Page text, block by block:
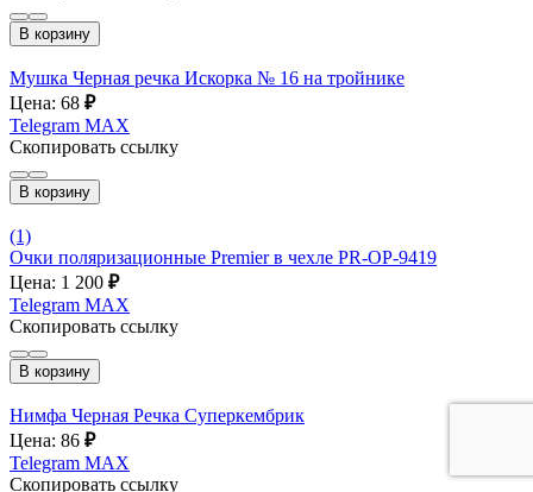
В корзину
Мушка Черная речка Искорка № 16 на тройнике
Цена: 68 ₽
Telegram MAX
Скопировать ссылку
В корзину
(1)
Очки поляризационные Premier в чехле PR-OP-9419
Цена: 1 200 ₽
Telegram MAX
Скопировать ссылку
В корзину
Нимфа Черная Речка Суперкембрик
Цена: 86 ₽
Telegram MAX
Скопировать ссылку